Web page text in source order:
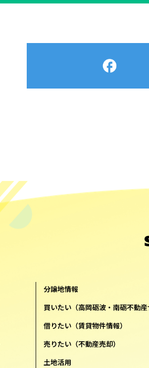
分譲地情報
買いたい（高岡砺波・南砺不動産
借りたい（賃貸物件情報）
売りたい（不動産売却）
土地活用